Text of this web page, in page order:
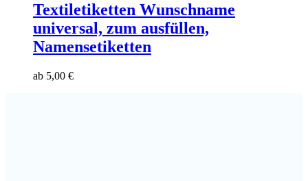
Textiletiketten Wunschname
universal, zum ausfüllen,
Namensetiketten
ab 5,00 €